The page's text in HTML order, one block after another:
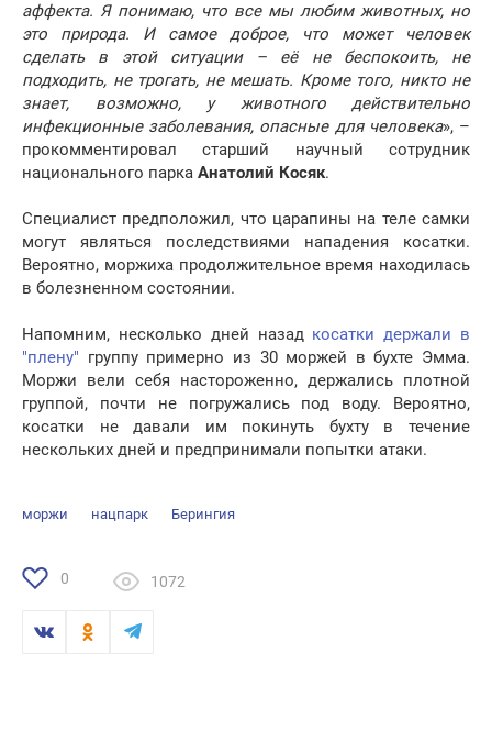
аффекта. Я понимаю, что все мы любим животных, но
это природа. И самое доброе, что может человек
сделать в этой ситуации – её не беспокоить, не
подходить, не трогать, не мешать. Кроме того, никто не
знает, возможно, у животного действительно
инфекционные заболевания, опасные для человека», –
прокомментировал старший научный сотрудник
национального парка Анатолий Косяк.
Специалист предположил, что царапины на теле самки
могут являться последствиями нападения косатки.
Вероятно, моржиха продолжительное время находилась
в болезненном состоянии.
Напомним, несколько дней назад косатки держали в
"плену" группу примерно из 30 моржей в бухте Эмма.
Моржи вели себя настороженно, держались плотной
группой, почти не погружались под воду. Вероятно,
косатки не давали им покинуть бухту в течение
нескольких дней и предпринимали попытки атаки.
моржи нацпарк Берингия
0 1072